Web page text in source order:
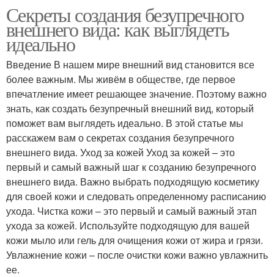
Секреты создания безупречного
внешнего вида: как выглядеть
идеально
Введение В нашем мире внешний вид становится все
более важным. Мы живём в обществе, где первое
впечатление имеет решающее значение. Поэтому важно
знать, как создать безупречный внешний вид, который
поможет вам выглядеть идеально. В этой статье мы
расскажем вам о секретах создания безупречного
внешнего вида. Уход за кожей Уход за кожей – это
первый и самый важный шаг к созданию безупречного
внешнего вида. Важно выбрать подходящую косметику
для своей кожи и следовать определенному расписанию
ухода. Чистка кожи – это первый и самый важный этап
ухода за кожей. Используйте подходящую для вашей
кожи мыло или гель для очищения кожи от жира и грязи.
Увлажнение кожи – после очистки кожи важно увлажнить
ее.